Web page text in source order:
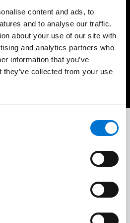
content and ads, to
and to analyse our traffic.
about your use of our site with
and analytics partners who
information that you’ve
they’ve collected from your use
long de votre projet
by TECHNAL vous accompagne
de votre projet.
votre Maisons de